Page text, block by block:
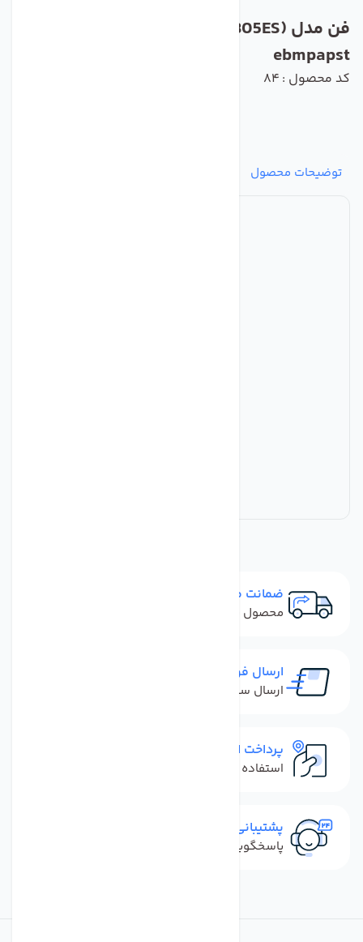
ebmpapst
کد محصول : 84
توضیحات محصول
ضمانت مرجوعی
محصول نباید آسیب دیده باشد
ارسال فوری
ارسال سفارش در کمترین زمان ممکن
پرداخت امن
استفاده از روش‌های پرداخت امن
پشتیبانی سریع
پاسخگویی سریع به تماس‌ها و پیام‌ها